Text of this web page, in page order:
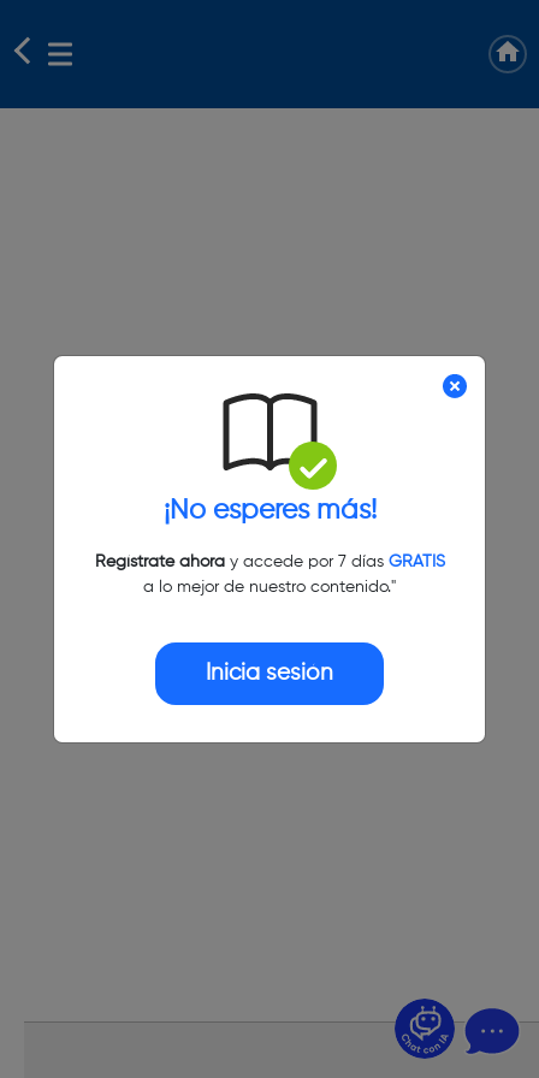
¡No esperes más!
Regístrate ahoray accede por 7 días GRATIS
a lo mejor de nuestro contenido."
Inicia sesión